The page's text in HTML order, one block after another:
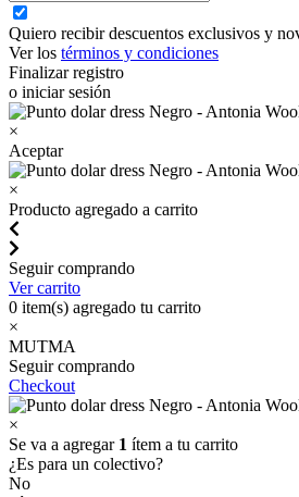
Quiero recibir descuentos exclusivos y
Ver los términos y condiciones
Finalizar registro
o iniciar sesión
×
Aceptar
×
Producto agregado a carrito
Seguir comprando
Ver carrito
0 item(s) agregado tu carrito
×
MUTMA
Seguir comprando
Checkout
×
Se va a agregar 1 ítem a tu carrito
¿Es para un colectivo?
No